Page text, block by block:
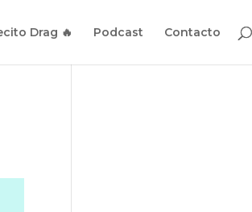
Drag 🔥 Podcast Contacto